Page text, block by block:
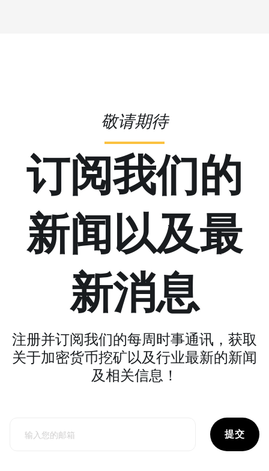
敬请期待
订阅我们的
新闻以及最
新消息
注册并订阅我们的每周时事通讯，获取
关于加密货币挖矿以及行业最新的新闻
及相关信息！
提交